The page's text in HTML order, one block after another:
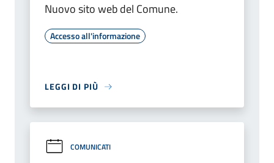
Nuovo sito web del Comune.
Accesso all'informazione
LEGGI DI PIÙ
COMUNICATI